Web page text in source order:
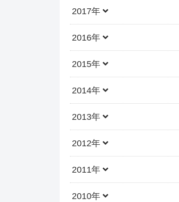
2017年
2016年
2015年
2014年
2013年
2012年
2011年
2010年